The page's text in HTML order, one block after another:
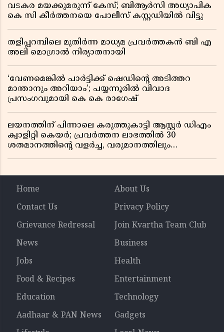
വടകര മയക്കുമരുന്ന് കേസ്; ബിആർസി അധ്യാപിക
കെ സി കീർത്തനയെ പോലീസ് കസ്റ്റഡിയിൽ വിട്ടു
തളിപ്പറമ്പിലെ മുതിർന്ന മാധ്യമ പ്രവർത്തകൻ ബി എ
അലി മൊഗ്രാൽ നിര്യാതനായി
‘വേണമെങ്കിൽ പാർട്ടിക്ക് ഷെഡിൻ്റെ അടിത്തറ
മാന്താനും അറിയാം’; പയ്യന്നൂരിൽ വിവാദ
പ്രസംഗവുമായി കെ കെ രാഗേഷ്
ലയനത്തിന് പിന്നാലെ കരുത്തുകാട്ടി ആസ്റ്റർ ഡിഎം
ക്വാളിറ്റി കെയർ; പ്രവർത്തന ലാഭത്തിൽ 30
ശതമാനത്തിൻ്റെ വളർച്ച, വരുമാനത്തിലും
Home
About Us
Contact Us
Privacy Policy
Grievance Redressal
Join Kvartha Team Club
News
Business
Jobs
Health
Food & Recipes
Entertainment
Education
Technology
Aadhaar & PAN News
Gadgets